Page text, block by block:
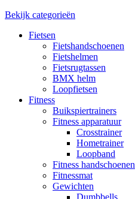
Bekijk categorieën
Fietsen
Fietshandschoenen
Fietshelmen
Fietsrugtassen
BMX helm
Loopfietsen
Fitness
Buikspiertrainers
Fitness apparatuur
Crosstrainer
Hometrainer
Loopband
Fitness handschoenen
Fitnessmat
Gewichten
Dumbbells